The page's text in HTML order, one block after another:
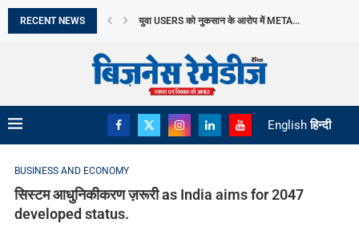
RECENT NEWS युवा USERS को नुकसान के आरोप में META...
English हिन्दी
BUSINESS AND ECONOMY
सिस्टम आधुनिकीकरण ज़रूरी as India aims for 2047
developed status.